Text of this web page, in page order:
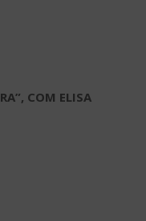
COM ELISA